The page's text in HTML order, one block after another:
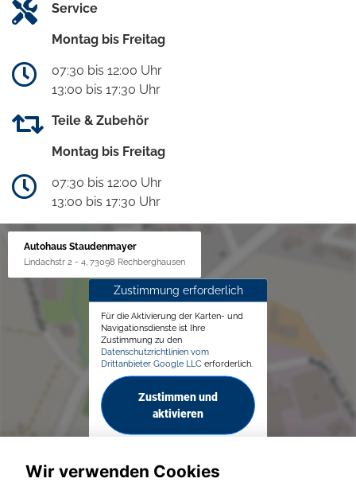
Service
Montag bis Freitag
07:30 bis 12:00 Uhr
13:00 bis 17:30 Uhr
Teile & Zubehör
Montag bis Freitag
07:30 bis 12:00 Uhr
13:00 bis 17:30 Uhr
Autohaus Staudenmayer
Lindachstr 2 - 4, 73098 Rechberghausen
Zustimmung erforderlich
Für die Aktivierung der Karten- und
Navigationsdienste ist Ihre
Zustimmung zu den
Datenschutzrichtlinien vom
Drittanbieter Google LLC erforderlich.
Zustimmen und
aktivieren
Wir verwenden Cookies